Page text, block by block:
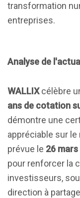
transformation
entreprises.
Analyse de
WALLIXcélèbre
ans de cotation
démontre une
appréciable sur
prévue le 26
pour renforcer la
investisseurs,
direction à